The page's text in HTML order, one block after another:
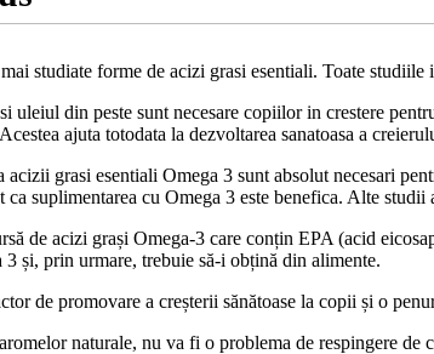
studiate forme de acizi grasi esentiali. Toate
uleiul din peste sunt necesare copiilor in crestere
ajuta totodata la dezvoltarea sanatoasa a
grasi esentiali Omega 3 sunt absolut necesari
ca suplimentarea cu Omega 3 este benefica. Alte
de acizi grași Omega-3 care conțin EPA (acid
și, prin urmare, trebuie să-i obțină din alimente.
de promovare a creșterii sănătoase la copii și o
naturale, nu va fi o problema de respingere de